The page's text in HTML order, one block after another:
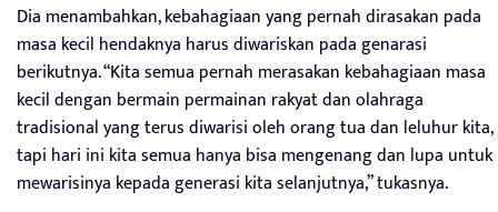
Dia menambahkan, kebahagiaan yang pernah dirasakan pada
masa kecil hendaknya harus diwariskan pada genarasi
berikutnya. “Kita semua pernah merasakan kebahagiaan masa
kecil dengan bermain permainan rakyat dan olahraga
tradisional yang terus diwarisi oleh orang tua dan leluhur kita,
tapi hari ini kita semua hanya bisa mengenang dan lupa untuk
mewarisinya kepada generasi kita selanjutnya,” tukasnya.